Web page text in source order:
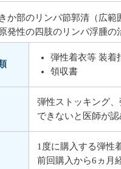
か部のリンパ節郭清（広
発性の四肢のリンパ浮腫の
弾性着衣等 装着
領収書
弾性ストッキング
できないと医師が認
1度に購入する弾性
前回購入から6ヵ月